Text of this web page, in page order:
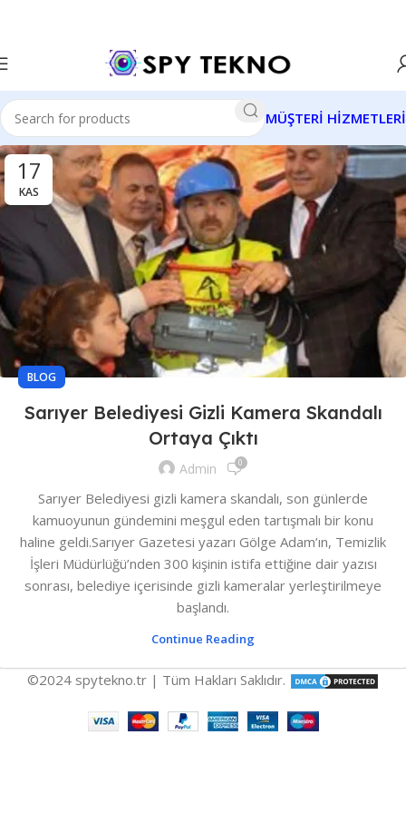
MÜŞTERİ HİZMETLERİ
17
KAS
BLOG
Sarıyer Belediyesi Gizli Kamera Skandalı
Ortaya Çıktı
Admin 0
Sarıyer Belediyesi gizli kamera skandalı, son günlerde
kamuoyunun gündemini meşgul eden tartışmalı bir konu
haline geldi.Sarıyer Gazetesi yazarı Gölge Adam’ın, Temizlik
İşleri Müdürlüğü’nden 300 kişinin istifa ettiğine dair yazısı
sonrası, belediye içerisinde gizli kameralar yerleştirilmeye
başlandı.
Continue Reading
©2024 spytekno.tr | Tüm Hakları Saklıdır.